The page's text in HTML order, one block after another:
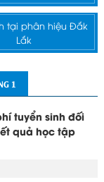
tại phân hiệu Đắk
Lắk
1
tuyển sinh đối
quả học tập